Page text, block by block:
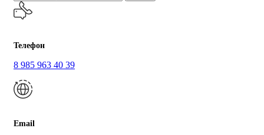
Телефон
8 985 963 40 39
Email